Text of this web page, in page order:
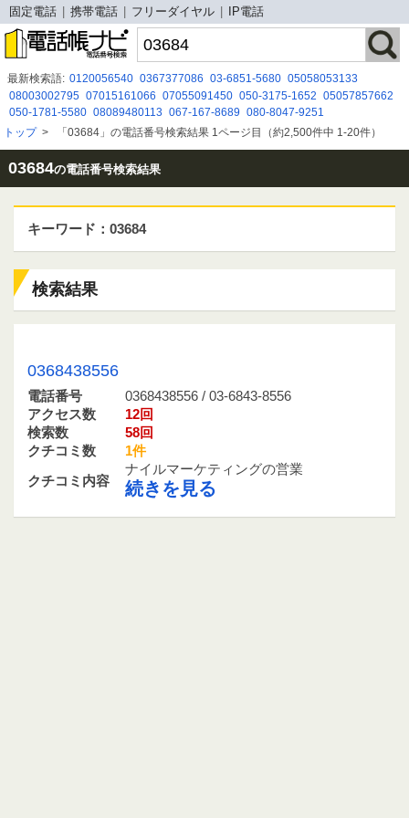
固定電話 携帯電話 フリーダイヤル IP電話
最新検索語: 0120056540 0367377086 03-6851-5680 05058053133
08003002795 07015161066 07055091450 050-3175-1652 05057857662
050-1781-5580 08089480113 067-167-8689 080-8047-9251
０４５－６１３－７９３４ 070-6457-8071 08052310870 08080884294
0800-111-6681 08029311445 050-3155-3718 07044964978 07032209748
0368515680 0120994869 090 6236 3499
トップ> 「03684」の電話番号検索結果 1ページ目（約2,500件中 1-20件）
03684の電話番号検索結果
キーワード：03684
検索結果
0368438556
電話番号
0368438556 / 03-6843-8556
アクセス数
12回
検索数
58回
クチコミ数
1件
クチコミ内容
ナイルマーケティングの営業
続きを見る